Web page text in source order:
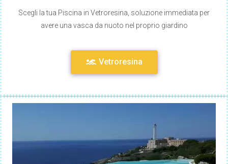
Scegli la tua Piscina in Vetroresina, soluzione immediata per
avere una vasca da nuoto nel proprio giardino
Vetroresina